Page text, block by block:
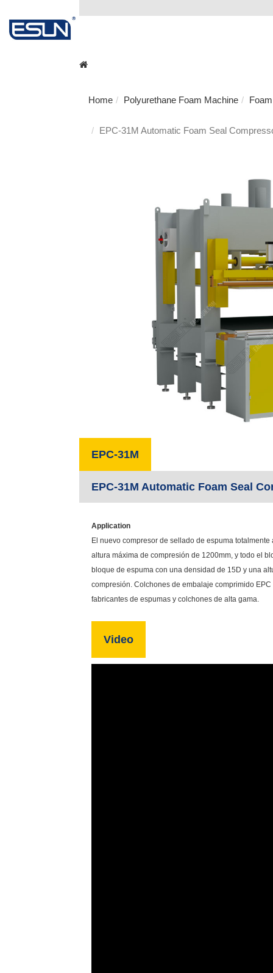
Home Polyurethane Foam Machine
EPC-31M Automatic Foam Seal
EPC-31M
EPC-31M Automatic Foam Seal
Application
El nuevo compresor de sellado de espuma
altura máxima de compresión de 1200mm, y todo el
bloque de espuma con una densidad de 15D y una
compresión. Colchones de embalaje comprimido
fabricantes de espumas y colchones de alta gama.
Video